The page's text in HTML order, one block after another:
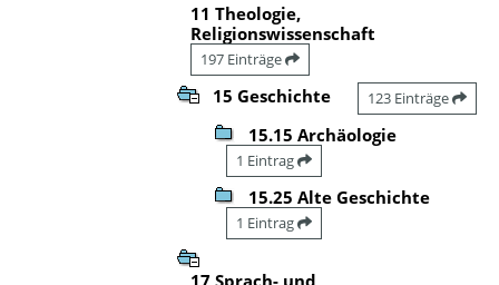
11 Theologie,
Religionswissenschaft
197 Einträge
15 Geschichte 123 Einträge
15.15 Archäologie
1 Eintrag
15.25 Alte Geschichte
1 Eintrag
17 Sprach- und